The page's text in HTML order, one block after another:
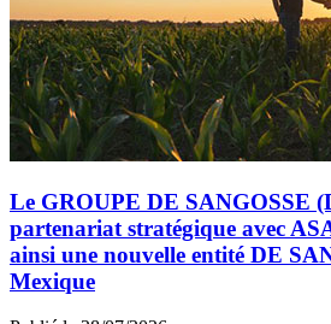
Le GROUPE DE SANGOSSE
partenariat stratégique avec
ainsi une nouvelle entité DE
Mexique